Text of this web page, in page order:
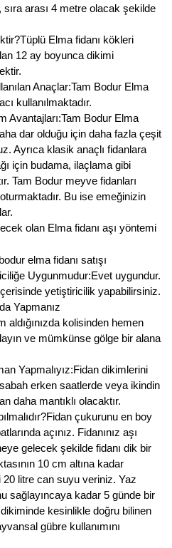
sıra arası 4 metre olacak şekilde
Elma fidanı kökleri
12 ay boyunca dikimi
Anaçlar:Tam Bodur Elma
kullanılmaktadır.
Avantajları:Tam Bodur Elma
dar olduğu için daha fazla çeşit
Ayrıca klasik anaçlı fidanlara
için budama, ilaçlama gibi
Tam Bodur meyve fidanları
Bu ise emeğinizin
olan Elma fidanı aşı yöntemi
Uygunmudur:Evet uygundur.
yetiştiricilik yapabilirsiniz.
Yapmanız
aldığınızda kolisinden hemen
ve mümkünse gölge bir alana
Yapmalıyız:Fidan dikimlerini
erken saatlerde veya ikindin
daha mantıklı olacaktır.
çukurunu en boy
açınız. Fidanınız aşı
gelecek şekilde fidanı dik bir
10 cm altına kadar
litre can suyu veriniz. Yaz
sağlayıncaya kadar 5 günde bir
kesinlikle doğru bilinen
gübre kullanımını